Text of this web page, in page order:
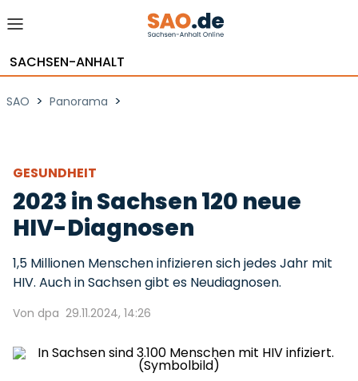
SACHSEN-ANHALT
SAO > Panorama >
GESUNDHEIT
2023 in Sachsen 120 neue
HIV-Diagnosen
1,5 Millionen Menschen infizieren sich jedes Jahr mit
HIV. Auch in Sachsen gibt es Neudiagnosen.
Von dpa 29.11.2024, 14:26